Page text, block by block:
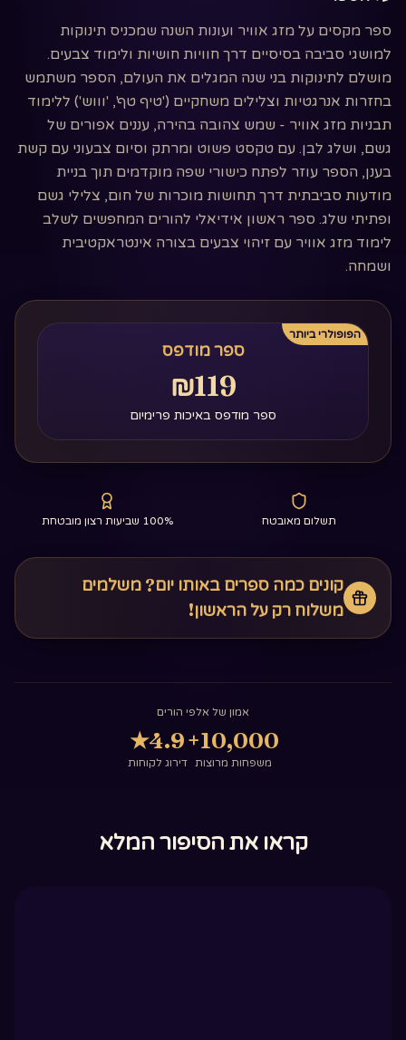
ספר מקסים על מזג אוויר ועונות השנה שמכניס תינוקות
למושגי סביבה בסיסיים דרך חוויות חושיות ולימוד צבעים.
מושלם לתינוקות בני שנה המגלים את העולם, הספר משתמש
בחזרות אנרגטיות וצלילים משחקיים ('טיף טף', 'וווש') ללימוד
תבניות מזג אוויר - שמש צהובה בהירה, עננים אפורים של
גשם, ושלג לבן. עם טקסט פשוט ומרתק וסיום צבעוני עם קשת
בענן, הספר עוזר לפתח כישורי שפה מוקדמים תוך בניית
מודעות סביבתית דרך תחושות מוכרות של חום, צלילי גשם
ופתיתי שלג. ספר ראשון אידיאלי להורים המחפשים לשלב
לימוד מזג אוויר עם זיהוי צבעים בצורה אינטראקטיבית
ושמחה.
הפופולרי ביותר
ספר מודפס
₪119
ספר מודפס באיכות פרימיום
תשלום מאובטח 100% שביעות רצון מובטחת
קונים כמה ספרים באותו יום? משלמים
משלוח רק על הראשון!
אמון של אלפי הורים
10,000+
משפחות מרוצות
4.9
★
דירוג לקוחות
קראו את הסיפור המלא